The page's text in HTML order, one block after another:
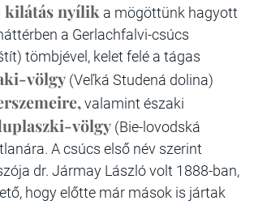
kilátás nyílik a mögöttünk hagyott
a Gerlachfalvi-csúcs
tömbjével, kelet felé a tágas
völgy (Veľká Studená dolina)
valamint északi
völgy (Bie-lovodská
A csúcs első név szerint
dr. Jármay László volt 1888-ban,
hogy előtte már mások is jártak